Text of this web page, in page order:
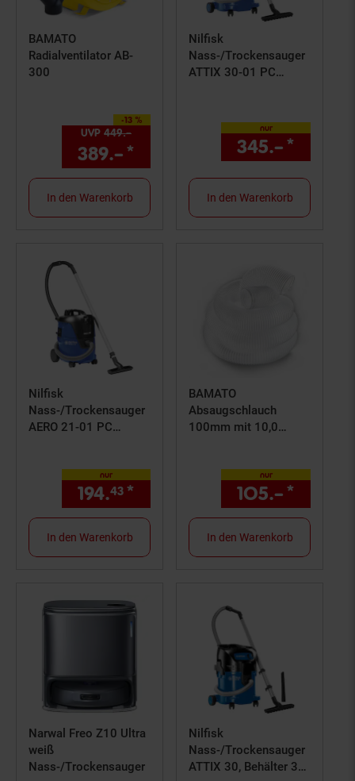
BAMATO
Radialventilator AB-
300
-13 %
Sie Sparen 13 Prozent,
UVP 449.–
389.–* Aktueller Preis: 389,–€
In den Warenkorb
Nilfisk
Nass-/Trockensauger
ATTIX 30-01 PC
nur
345.–*
In den Warenkorb
Nilfisk
Nass-/Trockensauger
AERO 21-01 PC
Format
nur
194.43 * € Sternchen
In den Warenkorb
BAMATO
Absaugschlauch
100mm mit 10,0
nur
105.–*
In den Warenkorb
Narwal Freo Z10 Ultra
weiß
Nass-/Trockensauger
Nilfisk
Nass-/Trockensauger
ATTIX 30, Behälter 30